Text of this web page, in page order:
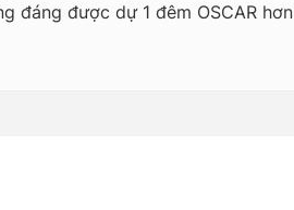
đáng được dự 1 đêm OSCAR hơn